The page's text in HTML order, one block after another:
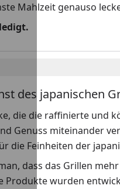
Mahlzeit genauso
des japanischen
die die raffinierte und
Genuss miteinander
die Feinheiten der
dass das Grillen
Produkte wurden